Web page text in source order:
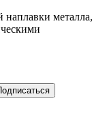
наплавки металла,